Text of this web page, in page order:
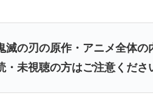
の刃の原作・アニメ全体
・未視聴の方はご注意くださ